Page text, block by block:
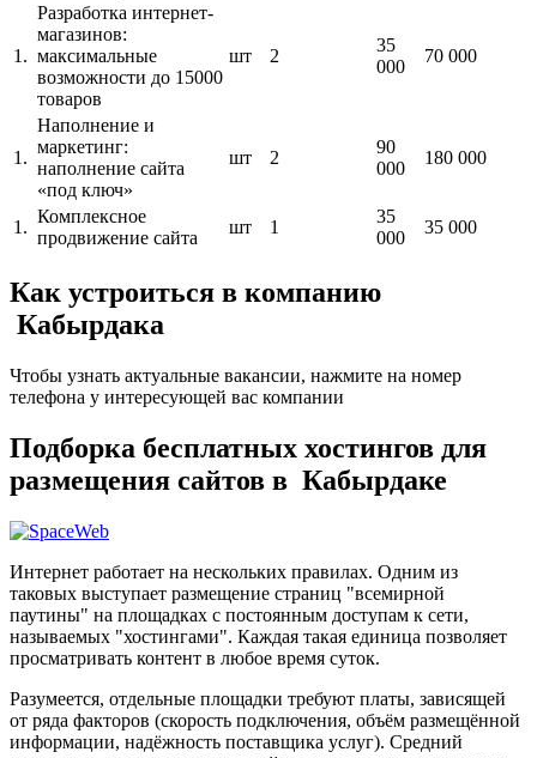
1.
Разработка интернет-
магазинов:
максимальные
возможности до 15000
товаров
шт 2
35
000
70 000
1.
Наполнение и
маркетинг:
наполнение сайта
«под ключ»
шт 2
90
000
180 000
1.
Комплексное
продвижение сайта
шт 1
35
000
35 000
Как устроиться в компанию
Кабырдака
Чтобы узнать актуальные вакансии, нажмите на номер
телефона у интересующей вас компании
Подборка бесплатных хостингов для
размещения сайтов в Кабырдаке
Интернет работает на нескольких правилах. Одним из
таковых выступает размещение страниц "всемирной
паутины" на площадках с постоянным доступам к сети,
называемых "хостингами". Каждая такая единица позволяет
просматривать контент в любое время суток.
Разумеется, отдельные площадки требуют платы, зависящей
от ряда факторов (скорость подключения, объём размещённой
информации, надёжность поставщика услуг). Средний